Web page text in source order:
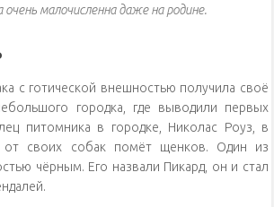
очень малочисленна даже на родине.
с готической внешностью получила своё
городка, где выводили первых
питомника в городке, Николас Роуз, в
от своих собак помёт щенков. Один из
чёрным. Его назвали Пикард, он и стал